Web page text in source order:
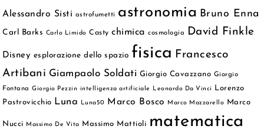
Alessandro Sisti astrofumetti astronomia Bruno Enna
Carl Barks Carlo Limido Casty chimica cosmologia David Finkle
Disney esplorazione dello spazio fisica Francesco
Artibani Giampaolo Soldati Giorgio Cavazzano Giorgio
Fontana Giorgio Pezzin intelligenza artificiale Leonardo Da Vinci
Lorenzo
Pastrovicchio
Luna Luna50 Marco Bosco Marco Mazzarello Marco
Nucci Massimo De Vita Massimo Mattioli matematica